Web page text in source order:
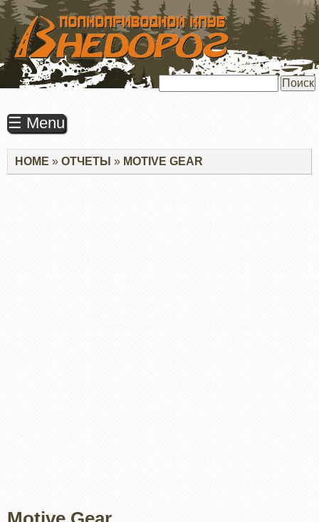
ПЕРЕЙТИ
ОСНОВНОМУ
СОДЕРЖАНИЮ
☰ Menu
Строка
навигации
HOME ОТЧЕТЫ MOTIVE GEAR